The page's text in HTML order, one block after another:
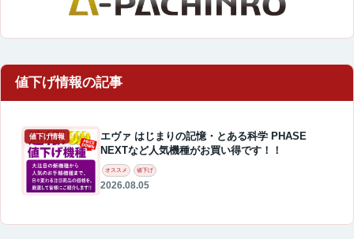
値下げ情報
エヴァ はじまりの記憶・とある科学 PHASE
NEXTなど人気機種がお買い得です！！
オススメ 値下げ
2026.08.05